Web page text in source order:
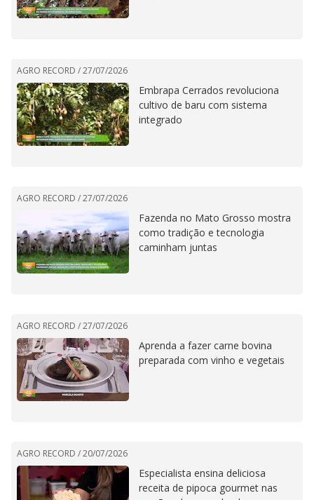
AGRO RECORD /27/07/2026
Embrapa Cerrados revoluciona
cultivo de baru com sistema
integrado
AGRO RECORD /27/07/2026
Fazenda no Mato Grosso mostra
como tradição e tecnologia
caminham juntas
AGRO RECORD /27/07/2026
Aprenda a fazer carne bovina
preparada com vinho e vegetais
AGRO RECORD /20/07/2026
Especialista ensina deliciosa
receita de pipoca gourmet nas